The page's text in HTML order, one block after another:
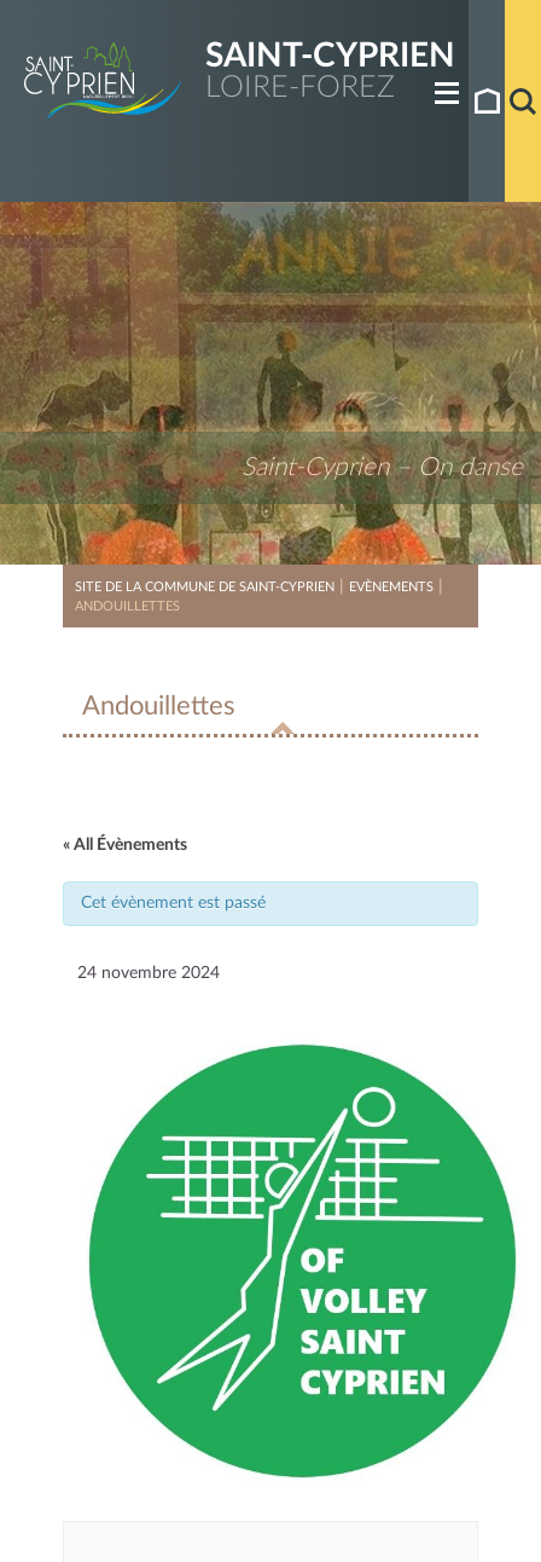
SAINT-CYPRIEN
LOIRE-FOREZ
Saint-Cyprien – On danse
SITE DE LA COMMUNE DE SAINT-CYPRIEN EVÈNEMENTS
ANDOUILLETTES
Andouillettes
« All Évènements
Cet évènement est passé
24 novembre 2024